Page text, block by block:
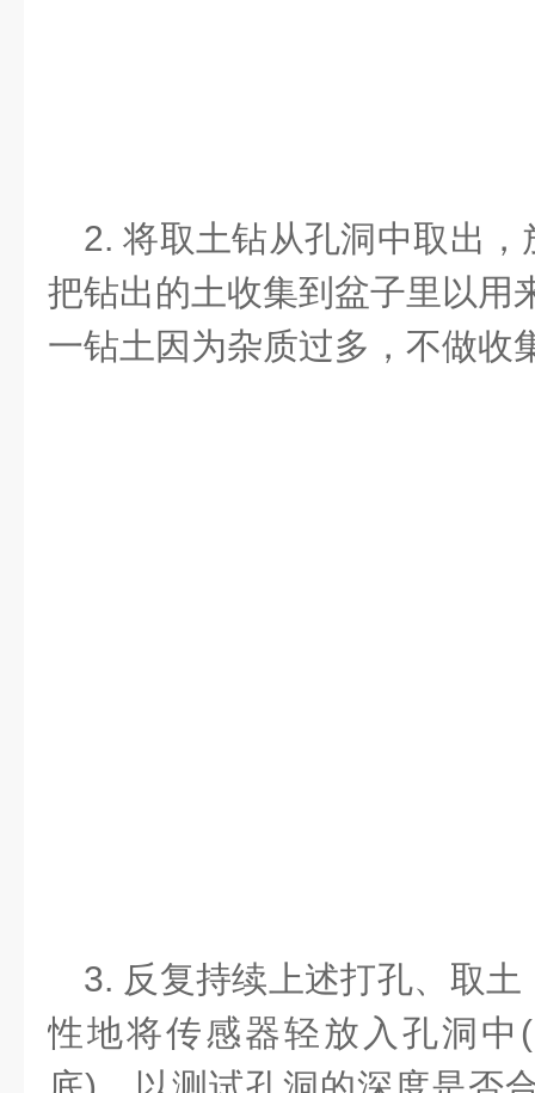
2. 将取土钻从孔洞中取出
把钻出的土收集到盆子里以用
一钻土因为杂质过多，不做收
3. 反复持续上述打孔、取
性地将传感器轻放入孔洞中 (